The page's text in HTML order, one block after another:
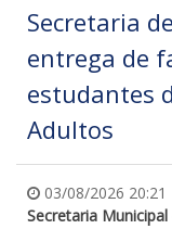
Secretaria
entrega de
estudantes
Adultos
03/08/2026 20:21
Secretaria